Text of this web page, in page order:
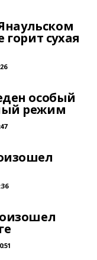
сухая
особый
режим